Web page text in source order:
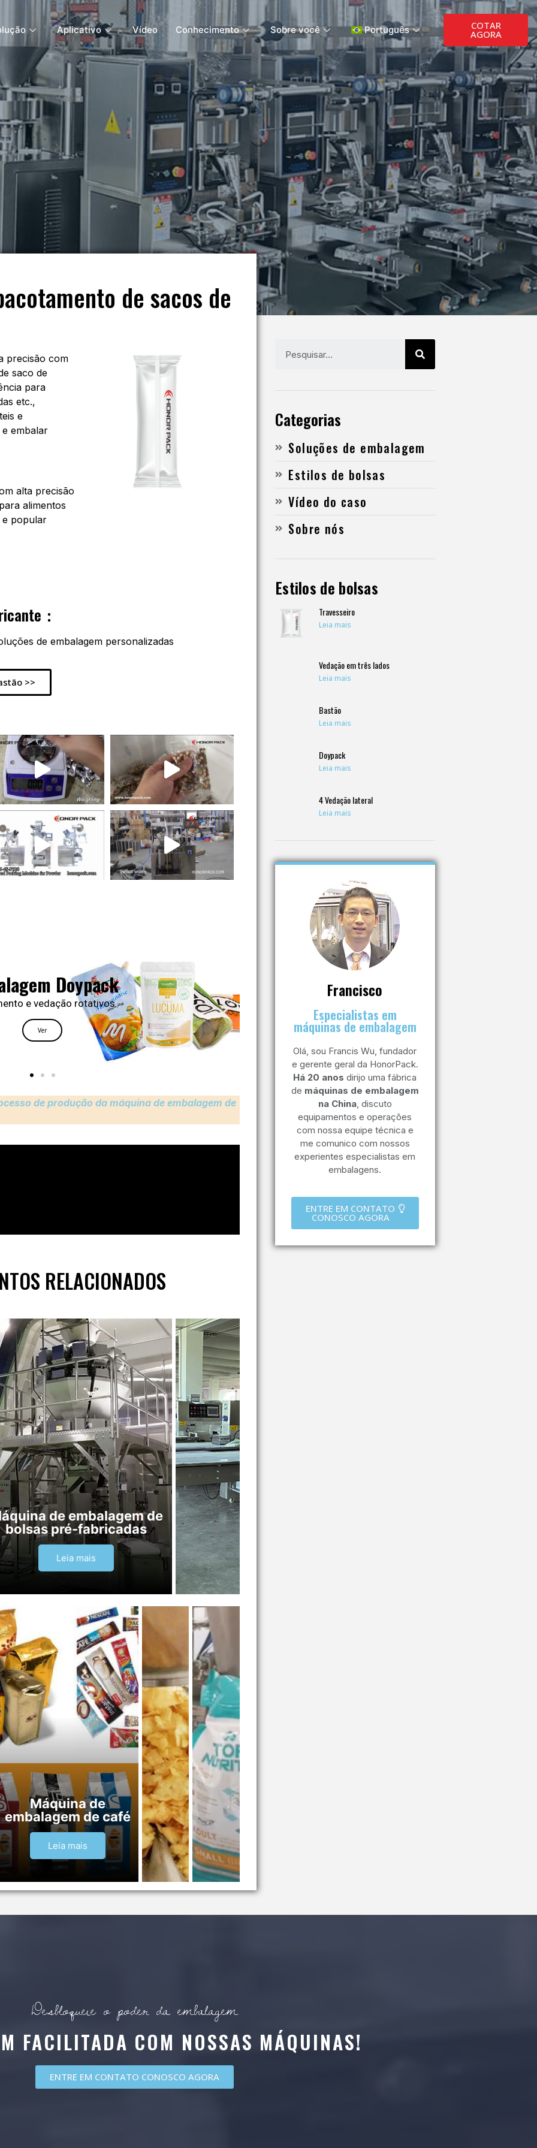
Aplicativo Vídeo Conhecimento Sobre você Português COTAR
AGORA
de sacos de
precisão com
saco de
para
etc.,
e
embalar
alta precisão
alimentos
e popular
：
de embalagem personalizadas
>>
de travesseiros
de enchimento e selagem de
Embalagem de sachê
de produção da máquina de embalagem de
RELACIONADOS
de embalagem de
bolsas pré-fabricadas
Leia mais
Máquina de
embalagem de café
Leia mais
Categorias
Soluções de embalagem
Estilos de bolsas
Vídeo do caso
Sobre nós
Estilos de bolsas
Travesseiro
Leia mais
Vedação em três lados
Leia mais
Bastão
Leia mais
Doypack
Leia mais
4 Vedação lateral
Leia mais
Francisco
Especialistas em
máquinas de embalagem
Olá, sou Francis Wu, fundador
e gerente geral da HonorPack.
Há 20 anos dirijo uma fábrica
de máquinas de embalagem
na China, discuto
equipamentos e operações
com nossa equipe técnica e
me comunico com nossos
experientes especialistas em
embalagens.
ENTRE EM CONTATO
CONOSCO AGORA
Desbloqueie o poder da embalagem
FACILITADA COM NOSSAS MÁQUINAS!
ENTRE EM CONTATO CONOSCO AGORA